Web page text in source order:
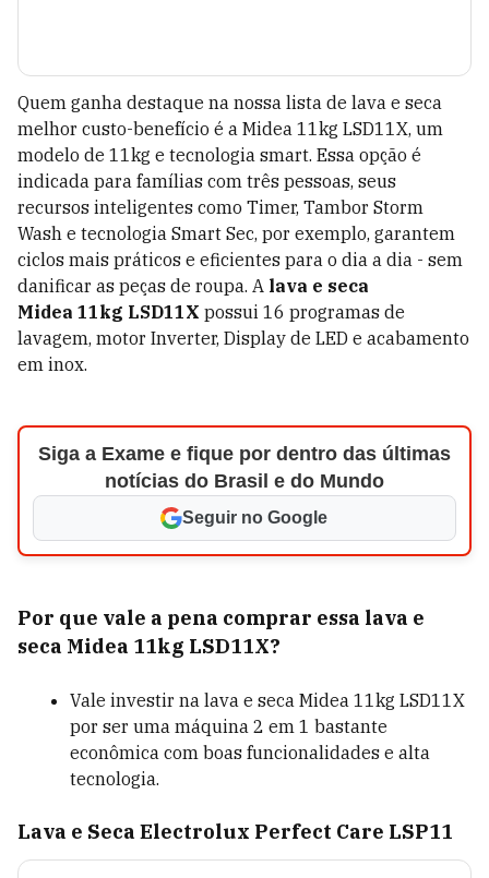
Quem ganha destaque na nossa lista de lava e seca
melhor custo-benefício é a Midea 11kg LSD11X, um
modelo de 11kg e tecnologia smart. Essa opção é
indicada para famílias com três pessoas, seus
recursos inteligentes como Timer, Tambor Storm
Wash e tecnologia Smart Sec, por exemplo, garantem
ciclos mais práticos e eficientes para o dia a dia - sem
danificar as peças de roupa. A lava e seca
Midea 11kg LSD11X possui 16 programas de
lavagem, motor Inverter, Display de LED e acabamento
em inox.
Siga a Exame e fique por dentro das últimas
notícias do Brasil e do Mundo
Seguir no Google
Por que vale a pena comprar essa lava e
seca Midea 11kg LSD11X?
Vale investir na lava e seca Midea 11kg LSD11X
por ser uma máquina 2 em 1 bastante
econômica com boas funcionalidades e alta
tecnologia.
Lava e Seca Electrolux Perfect Care LSP11